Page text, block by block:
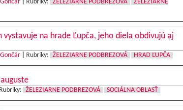
| Rubriky: ŽELEZIARNE PODBREZOVÁ
ŽELEZIARNE
vystavuje na hrade Ľupča, jeho diela obdivujú aj
| Rubriky: ŽELEZIARNE PODBREZOVÁ HRAD ĽUPČA
Rubriky: ŽELEZIARNE PODBREZOVÁ SOCIÁLNA OBLASŤ